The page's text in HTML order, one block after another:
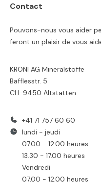
Contact
Pouvons-nous vous aider
feront un plaisir de vous
KRONI AG Mineralstoffe
Bafflesstr. 5
CH-9450 Altstätten
+41 71 757 60 60
lundi - jeudi
07.00 - 12.00 heures
13.30 - 17.00 heures
Vendredi
07.00 - 12.00 heures